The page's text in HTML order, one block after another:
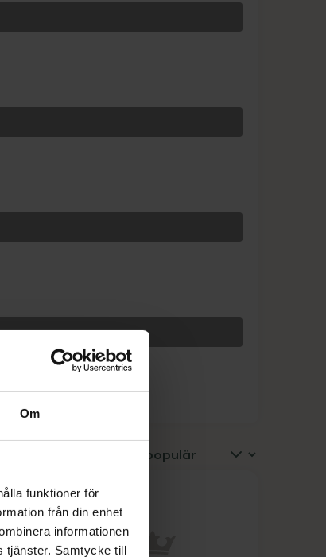
Om
funktioner för
från din enhet
informationen
tjänster. Samtycke till